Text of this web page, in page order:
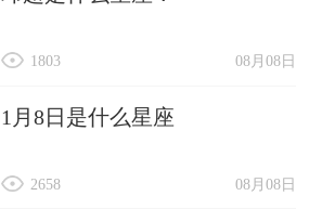
08月08日
1803
1月8日是什么星座
08月08日
2658